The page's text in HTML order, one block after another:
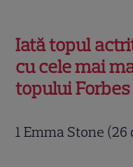
Iată topul
cu cele mai
topului Forbes
1 Emma Stone